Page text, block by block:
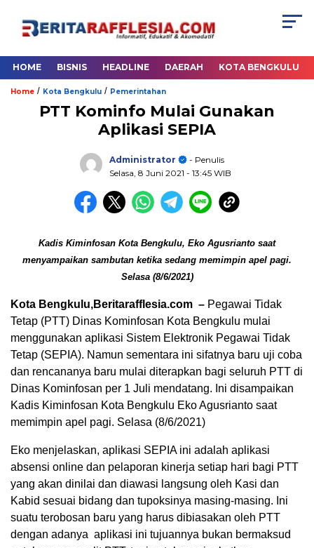
HOME BISNIS HEADLINE DAERAH KOTA BENGKULU
Home / Kota Bengkulu / Pemerintahan
PTT Kominfo Mulai Gunakan
Aplikasi SEPIA
Administrator
- Penulis
Selasa, 8 Juni 2021 - 13:45 WIB
Kadis Kiminfosan Kota Bengkulu, Eko Agusrianto saat
menyampaikan sambutan ketika sedang memimpin apel pagi.
Selasa (8/6/2021)
Kota Bengkulu,Beritarafflesia.com – Pegawai Tidak
Tetap (PTT) Dinas Kominfosan Kota Bengkulu mulai
menggunakan aplikasi Sistem Elektronik Pegawai Tidak
Tetap (SEPIA). Namun sementara ini sifatnya baru uji coba
dan rencananya baru mulai diterapkan bagi seluruh PTT di
Dinas Kominfosan per 1 Juli mendatang. Ini disampaikan
Kadis Kiminfosan Kota Bengkulu Eko Agusrianto saat
memimpin apel pagi. Selasa (8/6/2021)
Eko menjelaskan, aplikasi SEPIA ini adalah aplikasi
absensi online dan pelaporan kinerja setiap hari bagi PTT
yang akan dinilai dan diawasi langsung oleh Kasi dan
Kabid sesuai bidang dan tupoksinya masing-masing. Ini
suatu terobosan baru yang harus dibiasakan oleh PTT
dengan adanya aplikasi ini tujuannya bukan bermaksud